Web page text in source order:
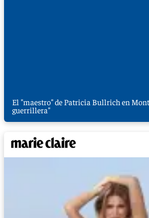
El "maestro" de Patricia Bullrich en
guerrillera"